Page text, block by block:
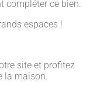
compléter ce bien.
espaces !
site et profitez
la maison.